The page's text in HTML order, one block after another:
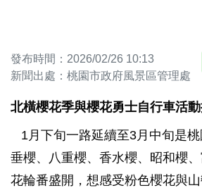
發布時間：2026/02/26 10:13
新聞出處：桃園市政府風景區管理處
北橫櫻花季與櫻花勇士自行車活
1月下旬一路延續至3月中旬是
垂櫻、八重櫻、香水櫻、昭和櫻
花輪番盛開，想感受粉色櫻花與